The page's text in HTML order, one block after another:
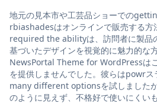
地元の見本市や工芸品ショーでの
rbiashadesはオンラインで販売する方
required the abilityは、訪問者に製品
基づいたデザインを視覚的に魅力的な
NewsPortal Theme for WordPressは
を提供しませんでした。彼らはpowrス
many different optionsを試しました
のように見えず、不格好で使いにくい